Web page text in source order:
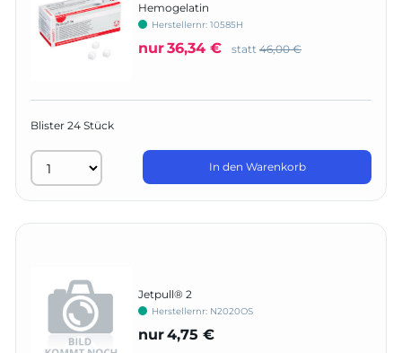
Hemogelatin
Herstellernr: 10585H
nur36,34 € statt 46,00 €
Blister 24 Stück
In den Warenkorb
Jetpull® 2
Herstellernr: N2020OS
nur4,75 €